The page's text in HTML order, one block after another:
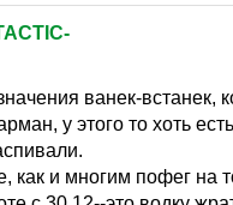
ванек-
у этого то хоть
и многим пофег на